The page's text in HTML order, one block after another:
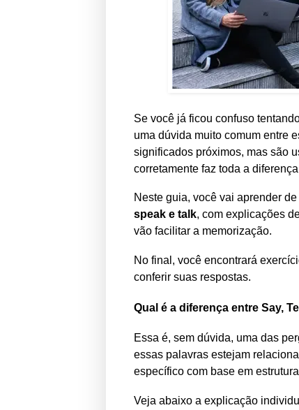
Se você já ficou confuso
uma dúvida muito comum entre
significados próximos, mas são
corretamente faz toda a
Neste guia, você vai aprender
speak e talk, com explicações
vão facilitar a memorização.
No final, você encontrará
conferir suas respostas.
Qual é a diferença entre Say,
Essa é, sem dúvida, uma das
essas palavras estejam
específico com base em
Veja abaixo a explicação